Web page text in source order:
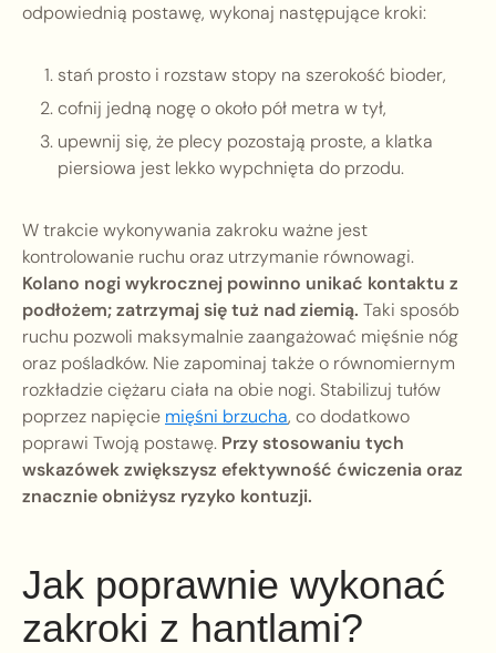
odpowiednią postawę, wykonaj następujące kroki:
stań prosto i rozstaw stopy na szerokość bioder,
cofnij jedną nogę o około pół metra w tył,
upewnij się, że plecy pozostają proste, a klatka
piersiowa jest lekko wypchnięta do przodu.
W trakcie wykonywania zakroku ważne jest
kontrolowanie ruchu oraz utrzymanie równowagi.
Kolano nogi wykrocznej powinno unikać kontaktu z
podłożem; zatrzymaj się tuż nad ziemią. Taki sposób
ruchu pozwoli maksymalnie zaangażować mięśnie nóg
oraz pośladków. Nie zapominaj także o równomiernym
rozkładzie ciężaru ciała na obie nogi. Stabilizuj tułów
poprzez napięcie mięśni brzucha, co dodatkowo
poprawi Twoją postawę. Przy stosowaniu tych
wskazówek zwiększysz efektywność ćwiczenia oraz
znacznie obniżysz ryzyko kontuzji.
Jak poprawnie wykonać
zakroki z hantlami?